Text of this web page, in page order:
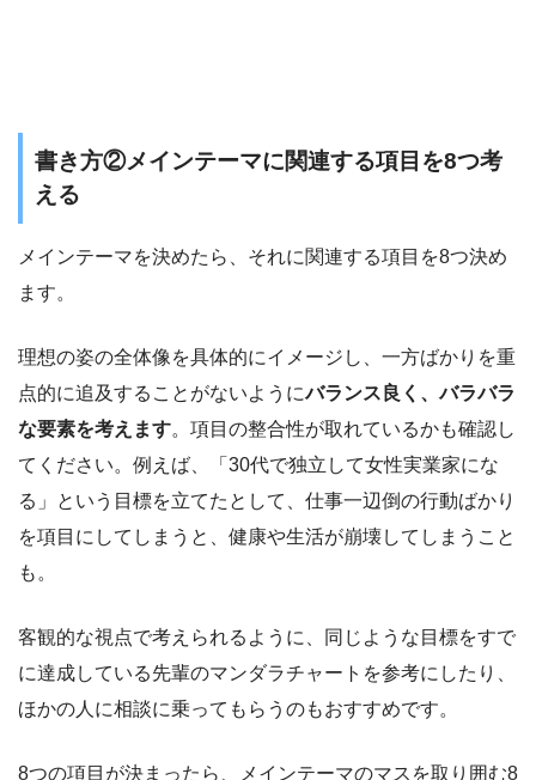
書き方②メインテーマに関連する項目を8つ考
える
メインテーマを決めたら、それに関連する項目を8つ決め
ます。
理想の姿の全体像を具体的にイメージし、一方ばかりを重
点的に追及することがないようにバランス良く、バラバラ
な要素を考えます。項目の整合性が取れているかも確認し
てください。例えば、「30代で独立して女性実業家にな
る」という目標を立てたとして、仕事一辺倒の行動ばかり
を項目にしてしまうと、健康や生活が崩壊してしまうこと
も。
客観的な視点で考えられるように、同じような目標をすで
に達成している先輩のマンダラチャートを参考にしたり、
ほかの人に相談に乗ってもらうのもおすすめです。
8つの項目が決まったら、メインテーマのマスを取り囲む8